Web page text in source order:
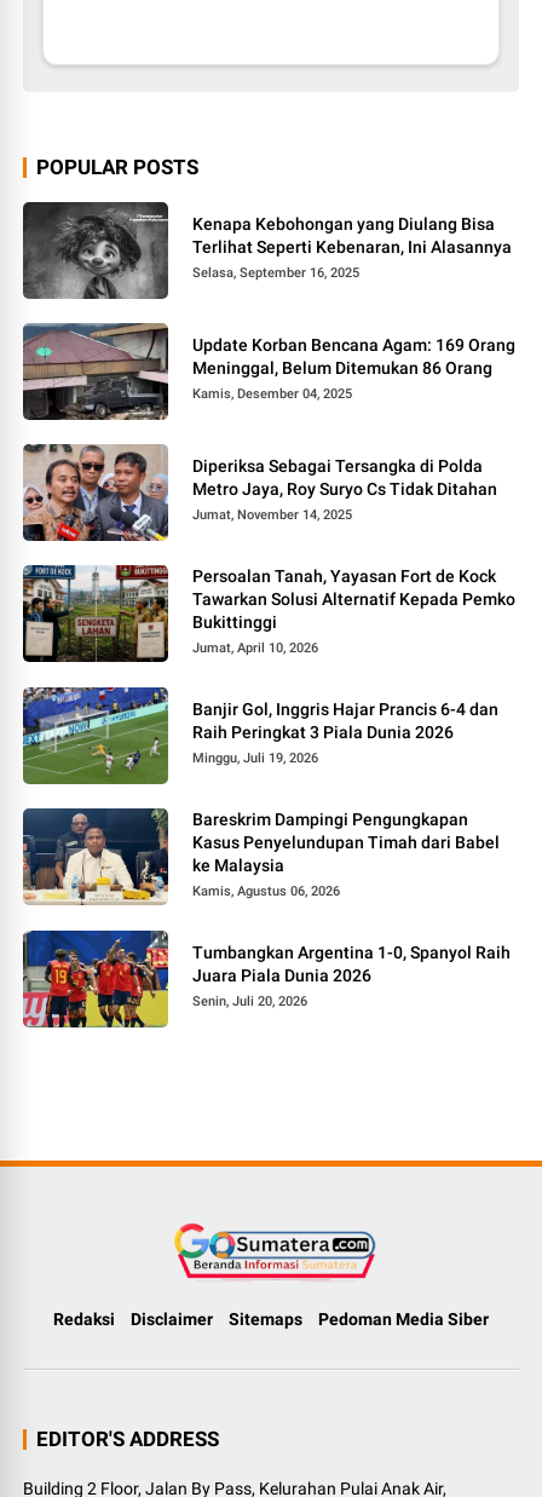
POPULAR POSTS
Kenapa Kebohongan yang Diulang Bisa
Terlihat Seperti Kebenaran, Ini Alasannya
Selasa, September 16, 2025
Update Korban Bencana Agam: 169 Orang
Meninggal, Belum Ditemukan 86 Orang
Kamis, Desember 04, 2025
Diperiksa Sebagai Tersangka di Polda
Metro Jaya, Roy Suryo Cs Tidak Ditahan
Jumat, November 14, 2025
Persoalan Tanah, Yayasan Fort de Kock
Tawarkan Solusi Alternatif Kepada Pemko
Bukittinggi
Jumat, April 10, 2026
Banjir Gol, Inggris Hajar Prancis 6-4 dan
Raih Peringkat 3 Piala Dunia 2026
Minggu, Juli 19, 2026
Bareskrim Dampingi Pengungkapan
Kasus Penyelundupan Timah dari Babel
ke Malaysia
Kamis, Agustus 06, 2026
Tumbangkan Argentina 1-0, Spanyol Raih
Juara Piala Dunia 2026
Senin, Juli 20, 2026
Redaksi Disclaimer Sitemaps Pedoman Media Siber
EDITOR'S ADDRESS
Building 2 Floor, Jalan By Pass, Kelurahan Pulai Anak Air,